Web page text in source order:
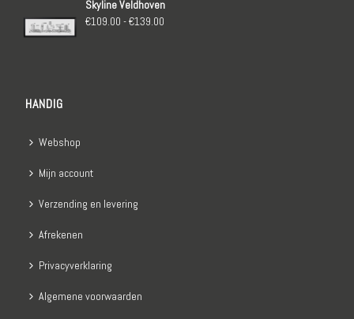
Skyline Veldhoven
€109.00 -€139.00
HANDIG
Webshop
Mijn account
Verzending en levering
Afrekenen
Privacyverklaring
Algemene voorwaarden